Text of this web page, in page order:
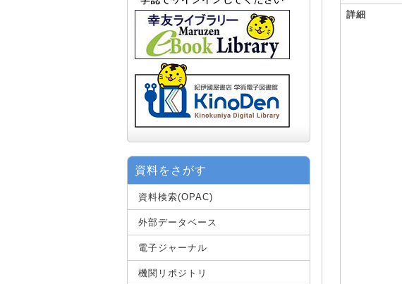
資料をさがす
資料検索(OPAC)
外部データベース
電子ジャーナル
機関リポジトリ
詳細